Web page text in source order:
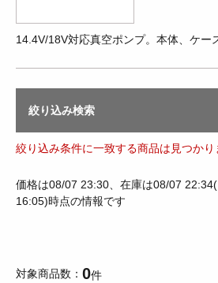
14.4V/18V対応真空ポンプ。本体、ケー
絞り込み検索
絞り込み条件に一致する商品は見つかり
価格は08/07 23:30、在庫は08/07
16:05)時点の情報です
対象商品数 0件